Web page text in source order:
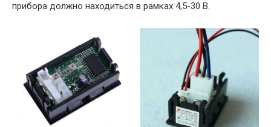
прибора должно находиться в рамках 4,5-30 В.